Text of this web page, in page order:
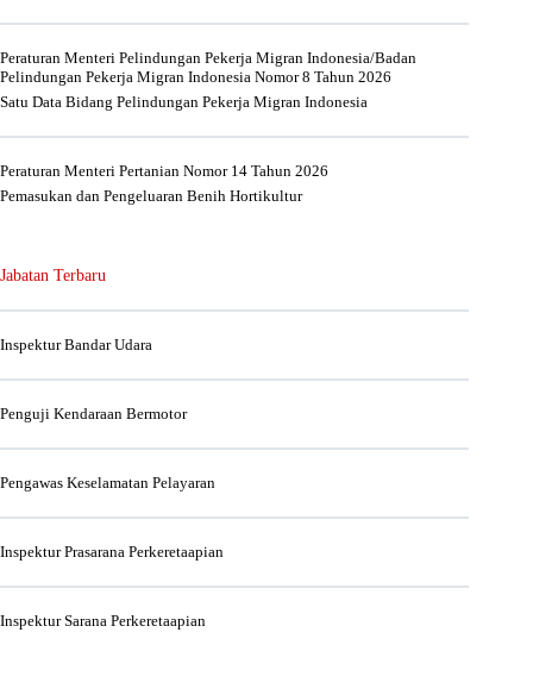
Peraturan Menteri Pelindungan Pekerja Migran Indonesia/Badan
Pelindungan Pekerja Migran Indonesia Nomor 8 Tahun 2026
Satu Data Bidang Pelindungan Pekerja Migran Indonesia
Peraturan Menteri Pertanian Nomor 14 Tahun 2026
Pemasukan dan Pengeluaran Benih Hortikultur
Jabatan Terbaru
Inspektur Bandar Udara
Penguji Kendaraan Bermotor
Pengawas Keselamatan Pelayaran
Inspektur Prasarana Perkeretaapian
Inspektur Sarana Perkeretaapian